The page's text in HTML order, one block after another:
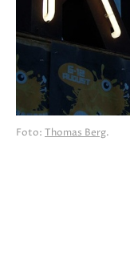
Foto: Thomas Berg.